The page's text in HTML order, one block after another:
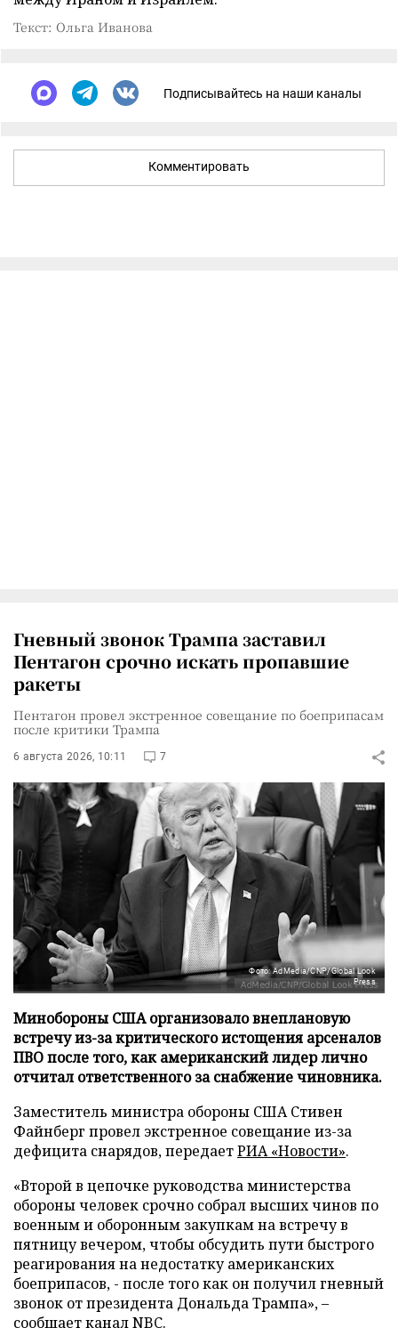
Текст: Ольга Иванова
Подписывайтесь на наши каналы
Комментировать
Гневный звонок Трампа заставил
Пентагон срочно искать пропавшие
ракеты
Пентагон провел экстренное совещание по боеприпасам
после критики Трампа
6 августа 2026, 10:11 7
Фото: AdMedia/CNP/Global Look
Press
Минобороны США организовало внеплановую
встречу из-за критического истощения арсеналов
ПВО после того, как американский лидер лично
отчитал ответственного за снабжение чиновника.
Заместитель министра обороны США Стивен
Файнберг провел экстренное совещание из-за
дефицита снарядов, передаетРИА «Новости».
«Второй в цепочке руководства министерства
обороны человек срочно собрал высших чинов по
военным и оборонным закупкам на встречу в
пятницу вечером, чтобы обсудить пути быстрого
реагирования на недостатку американских
боеприпасов, - после того как он получил гневный
звонок от президента Дональда Трампа», –
сообщает канал NBC.